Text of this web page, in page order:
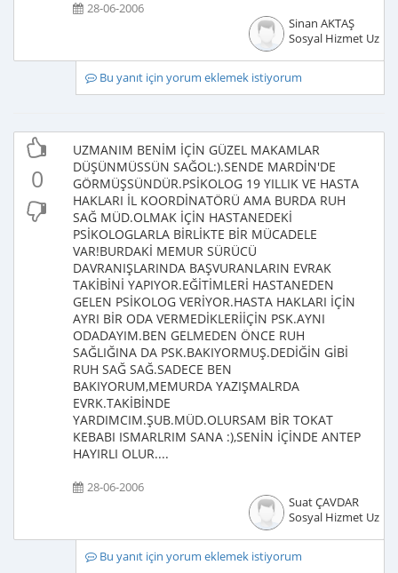
28-06-2006
Sinan AKTAŞ
Sosyal Hizmet
Bu yanıt için yorum eklemek istiyorum
0
UZMANIM BENİM İÇİN GÜZEL MAKAMLAR
DÜŞÜNMÜSSÜN SAĞOL:).SENDE MARDİN'DE
GÖRMÜŞSÜNDÜR.PSİKOLOG 19 YILLIK VE HASTA
HAKLARI İL KOORDİNATÖRÜ AMA BURDA RUH
SAĞ MÜD.OLMAK İÇİN HASTANEDEKİ
PSİKOLOGLARLA BİRLİKTE BİR MÜCADELE
VAR!BURDAKİ MEMUR SÜRÜCÜ
DAVRANIŞLARINDA BAŞVURANLARIN EVRAK
TAKİBİNİ YAPIYOR.EĞİTİMLERİ HASTANEDEN
GELEN PSİKOLOG VERİYOR.HASTA HAKLARI İÇİN
AYRI BİR ODA VERMEDİKLERİİÇİN PSK.AYNI
ODADAYIM.BEN GELMEDEN ÖNCE RUH
SAĞLIĞINA DA PSK.BAKIYORMUŞ.DEDİĞİN GİBİ
RUH SAĞ SAĞ.SADECE BEN
BAKIYORUM,MEMURDA YAZIŞMALRDA
EVRK.TAKİBİNDE
YARDIMCIM.ŞUB.MÜD.OLURSAM BİR TOKAT
KEBABI ISMARLRIM SANA :),SENİN İÇİNDE ANTEP
HAYIRLI OLUR....
28-06-2006
Suat ÇAVDAR
Sosyal Hizmet
Bu yanıt için yorum eklemek istiyorum